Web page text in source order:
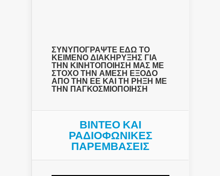
ΣΥΝΥΠΟΓΡΑΨΤΕ ΕΔΩ ΤΟ
ΚΕΙΜΕΝΟ ΔΙΑΚΗΡΥΞΗΣ ΓΙΑ
ΤΗΝ ΚΙΝΗΤΟΠΟΙΗΣΗ ΜΑΣ ΜΕ
ΣΤΟΧΟ ΤΗΝ ΑΜΕΣΗ ΕΞΟΔΟ
ΑΠΟ ΤΗΝ ΕΕ ΚΑΙ ΤΗ ΡΗΞΗ ΜΕ
ΤΗΝ ΠΑΓΚΟΣΜΙΟΠΟΙΗΣΗ
ΒΙΝΤΕΟ ΚΑΙ
ΡΑΔΙΟΦΩΝΙΚΕΣ
ΠΑΡΕΜΒΑΣΕΙΣ